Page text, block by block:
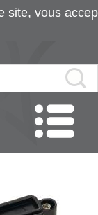
site, vous